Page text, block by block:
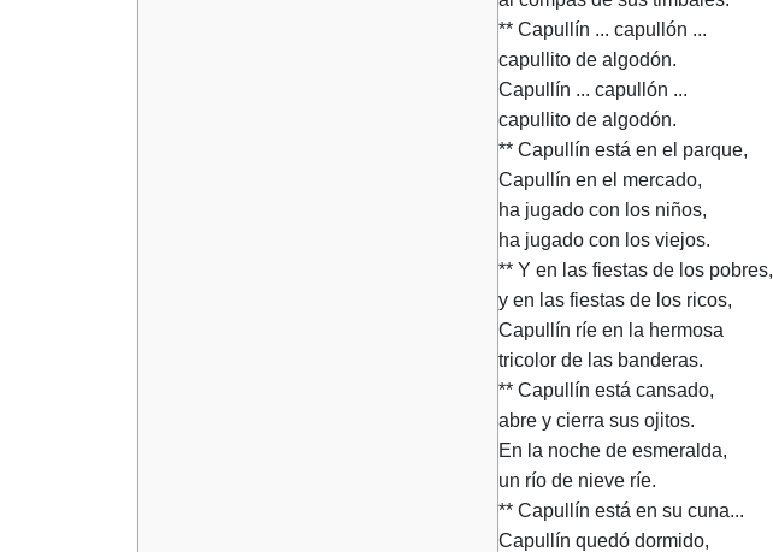
** Capullín ... capullón ...
capullito de algodón.
Capullín ... capullón ...
capullito de algodón.
** Capullín está en el parque,
Capullín en el mercado,
ha jugado con los niños,
ha jugado con los viejos.
** Y en las fiestas de los pobres,
y en las fiestas de los ricos,
Capullín ríe en la hermosa
tricolor de las banderas.
** Capullín está cansado,
abre y cierra sus ojitos.
En la noche de esmeralda,
un río de nieve ríe.
** Capullín está en su cuna...
Capullín quedó dormido,